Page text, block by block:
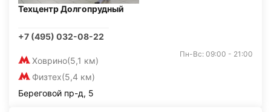
Техцентр Долгопрудный
+7 (495) 032-08-22
Ховрино(5,1 км)
Физтех(5,4 км)
Пн-Вс: 09:00 - 21:00
Береговой пр-д, 5